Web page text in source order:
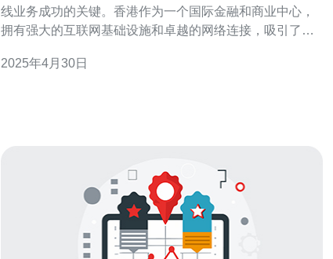
线业务成功的关键。香港作为一个国际金融和商业中心，
拥有强大的互联网基础设施和卓越的网络连接，吸引了越
港，虚拟主机和云服务器是两种常见的托管解决方案。本
2025年4月30日